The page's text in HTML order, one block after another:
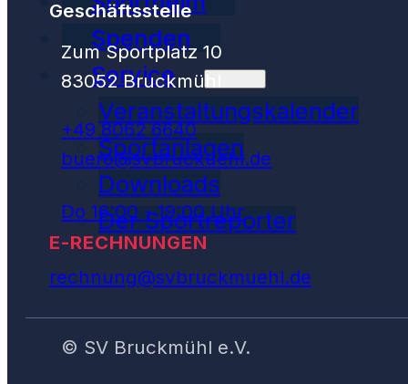
Spenden
Service
Veranstaltungskalender
Sportanlagen
Downloads
Der Sportreporter
Geschäftsstelle
Zum Sportplatz 10
83052 Bruckmühl
+49 8062 6640
buero@svbruckuehl.de
Do 16:00 - 19:00 Uhr
E-RECHNUNGEN
rechnung@svbruckmuehl.de
© SV Bruckmühl e.V.